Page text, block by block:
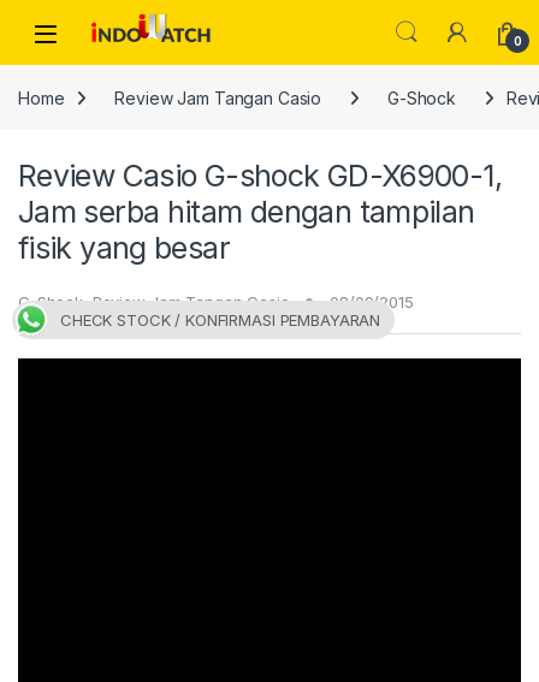
Open 0
Home Review Jam Tangan Casio G-Shock
Review Casio G-shock GD-X6900-1,
Jam serba hitam dengan tampilan
fisik yang besar
G-Shock,Review Jam Tangan Casio 08/09/2015
CHECK STOCK / KONFIRMASI PEMBAYARAN